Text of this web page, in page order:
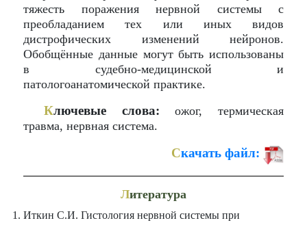
тяжесть поражения нервной системы с
преобладанием тех или иных видов
дистрофических изменений нейронов.
Обобщённые данные могут быть использованы
в судебно-медицинской и
патологоанатомической практике.
Ключевые слова: ожог, термическая
травма, нервная система.
Скачать файл:
Литература
Иткин С.И. Гистология нервной системы при